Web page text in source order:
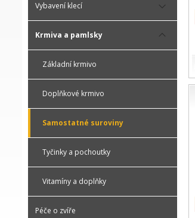
Vybavení klecí
Krmiva a pamlsky
Základní krmivo
Doplňkové krmivo
Samostatné suroviny
Tyčinky a pochoutky
Vitamíny a doplňky
Péče o zvíře